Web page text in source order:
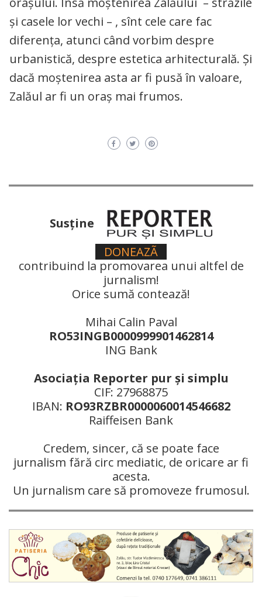
și casele lor vechi – , sînt cele care fac
diferența, atunci când vorbim despre
urbanistică, despre estetica arhitecturală. Și
dacă moștenirea asta ar fi pusă în valoare,
Zalăul ar fi un oraș mai frumos.
Susţine
DONEAZÃ
contribuind la promovarea unui altfel de
jurnalism!
Orice sumă contează!
Mihai Calin Paval
RO53INGB0000999901462814
ING Bank
Asociaţia Reporter pur şi simplu
CIF: 27968875
IBAN: RO93RZBR0000060014546682
Raiffeisen Bank
Credem, sincer, că se poate face
jurnalism fără circ mediatic, de oricare ar fi
acesta.
Un jurnalism care să promoveze frumosul.